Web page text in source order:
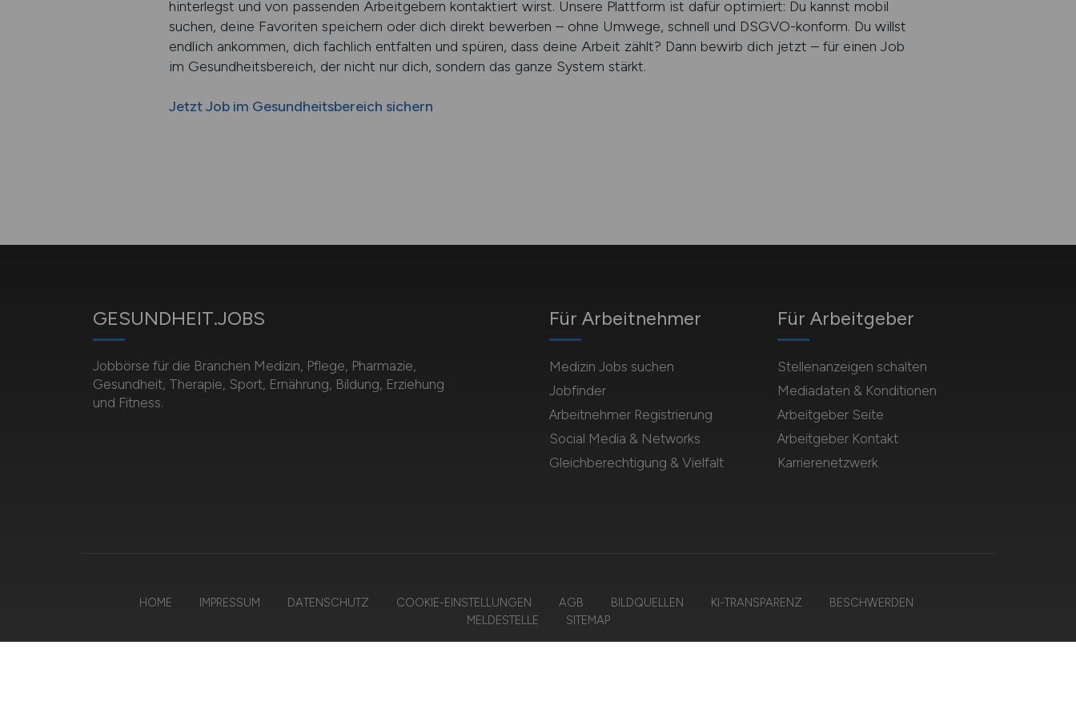
hinterlegst und von passenden Arbeitgebern kontaktiert wirst. Unsere Plattform ist dafür optimiert: Du kannst mobil
suchen, deine Favoriten speichern oder dich direkt bewerben – ohne Umwege, schnell und DSGVO-konform. Du willst
endlich ankommen, dich fachlich entfalten und spüren, dass deine Arbeit zählt? Dann bewirb dich jetzt – für einen Job
im Gesundheitsbereich, der nicht nur dich, sondern das ganze System stärkt.
Jetzt Job im Gesundheitsbereich sichern
GESUNDHEIT.JOBS
Jobbörse für die Branchen Medizin, Pflege, Pharmazie,
Gesundheit, Therapie, Sport, Ernährung, Bildung, Erziehung
und Fitness.
Für Arbeitnehmer
Medizin Jobs suchen
Jobfinder
Arbeitnehmer Registrierung
Social Media & Networks
Gleichberechtigung & Vielfalt
Für Arbeitgeber
Stellenanzeigen schalten
Mediadaten & Konditionen
Arbeitgeber Seite
Arbeitgeber Kontakt
Karrierenetzwerk
HOME IMPRESSUM DATENSCHUTZ COOKIE-EINSTELLUNGEN AGB BILDQUELLEN KI-TRANSPARENZ
BESCHWERDEN
MELDESTELLE
SITEMAP